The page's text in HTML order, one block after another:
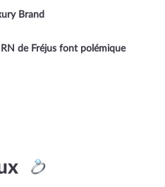
Brand
de Fréjus font polémique